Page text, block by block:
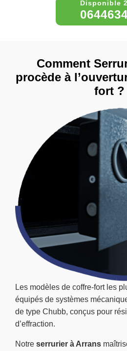
Les modèles de coffre-fort les
équipés de systèmes
de type Chubb, conçus pour
d’effraction.
Notre serrurier à Arrans
Comment
procède à
fort ?